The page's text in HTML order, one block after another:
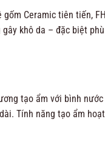
Ceramic tiên tiến,
khô da – đặc biệt
tạo ẩm với bình
Tính năng tạo ẩm